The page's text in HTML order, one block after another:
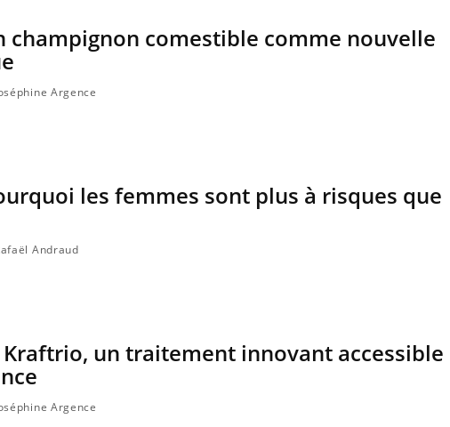
champignon comestible comme nouvelle
Argence
les femmes sont plus à risques que
Andraud
un traitement innovant accessible
Argence